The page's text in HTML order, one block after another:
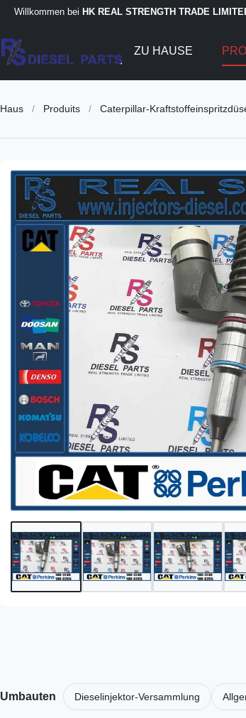
Willkommen bei HK REAL STRENGTH TRADE
ZU HAUSE
Haus / Produits / Caterpillar-
Umbauten Dieselinjektor-Versammlung